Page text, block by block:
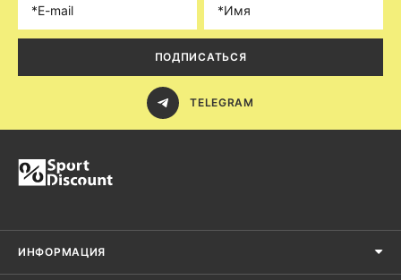
ПОДПИСАТЬСЯ
TELEGRAM
ИНФОРМАЦИЯ